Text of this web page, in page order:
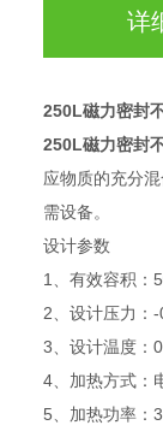
详
250L磁力密封
250L磁力密封
应物质的充分
需设备。
设计参数
1、有效容积：
2、设计压力：
3、设计温度：
4、加热方式：
5、加热功率：